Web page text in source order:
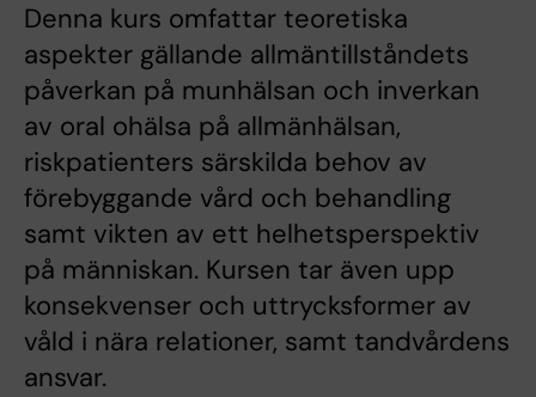
Denna kurs omfattar teoretiska
aspekter gällande allmäntillståndets
påverkan på munhälsan och inverkan
av oral ohälsa på allmänhälsan,
riskpatienters särskilda behov av
förebyggande vård och behandling
samt vikten av ett helhetsperspektiv
på människan. Kursen tar även upp
konsekvenser och uttrycksformer av
våld i nära relationer, samt tandvårdens
ansvar.